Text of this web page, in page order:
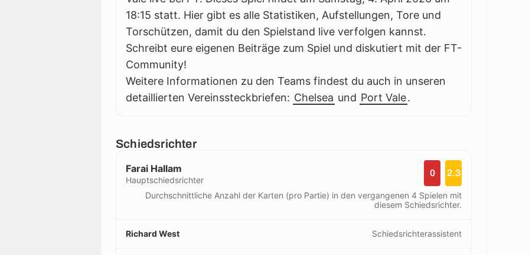
18:15 statt. Hier gibt es alle Statistiken, Aufstellungen, Tore und
Torschützen, damit du den Spielstand live verfolgen kannst.
Schreibt eure eigenen Beiträge zum Spiel und diskutiert mit der FT-
Community!
Weitere Informationen zu den Teams findest du auch in unseren
detaillierten Vereinssteckbriefen: Chelsea und Port Vale.
Schiedsrichter
Farai Hallam
Hauptschiedsrichter
0 2.3
Durchschnittliche Anzahl der Karten (pro Partie) in den vergangenen 4 Spielen mit
diesem Schiedsrichter.
Richard West Schiedsrichterassistent